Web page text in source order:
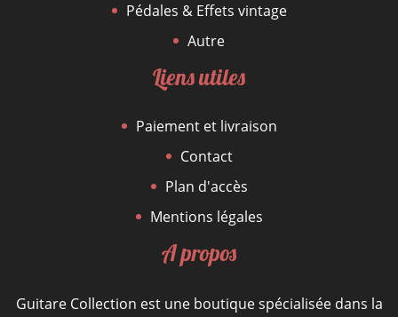
Pédales & Effets vintage
Autre
Liens utiles
Paiement et livraison
Contact
Plan d'accès
Mentions légales
A propos
Guitare Collection est une boutique spécialisée dans la